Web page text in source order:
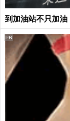
到加油站不只加
PR